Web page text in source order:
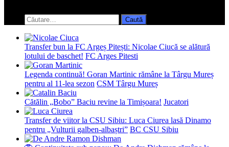
search
form
Caută
după:
Transfer bun la FC Argeș Pitești: Nicolae Ciucă se alătură
lotului de baschet! FC Arges Pitesti
Legenda continuă! Goran Martinic rămâne la Târgu Mureș
pentru al 11-lea sezon CSM Târgu Mureș
Cătălin „Bobo” Baciu revine la Timișoara! Jucatori
Transfer de viitor la CSU Sibiu: Luca Ciurea lasă Dinamo
pentru „Vulturii galben-albaștri” BC CSU Sibiu